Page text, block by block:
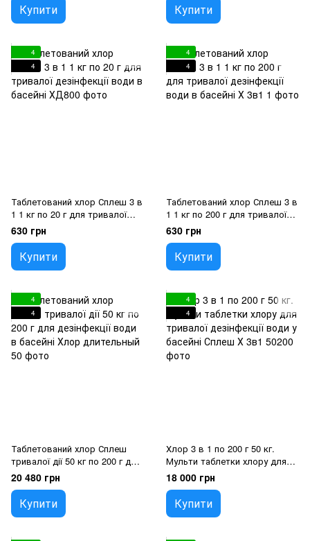
Купити Купити
4
4
Таблетований хлор Сплеш 3 в
1 1 кг по 20 г для тривалої
дезінфекції води в басейні
630 грн
Купити
4
4
Таблетований хлор Сплеш 3 в
1 1 кг по 200 г для тривалої
дезінфекції води в басейні
630 грн
Купити
4
4
Таблетований хлор Сплеш
тривалої дії 50 кг по 200 г для
дезінфекції води в басейні
20 480 грн
Купити
4
4
Хлор 3 в 1 по 200 г 50 кг.
Мульти таблетки хлору для
тривалої дезінфекції води у
басейні Сплеш
18 000 грн
Купити